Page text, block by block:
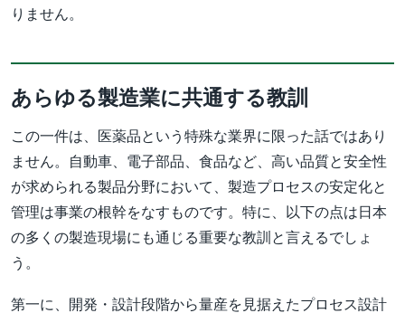
りません。
あらゆる製造業に共通する教訓
この一件は、医薬品という特殊な業界に限った話ではあり
ません。自動車、電子部品、食品など、高い品質と安全性
が求められる製品分野において、製造プロセスの安定化と
管理は事業の根幹をなすものです。特に、以下の点は日本
の多くの製造現場にも通じる重要な教訓と言えるでしょ
う。
第一に、開発・設計段階から量産を見据えたプロセス設計